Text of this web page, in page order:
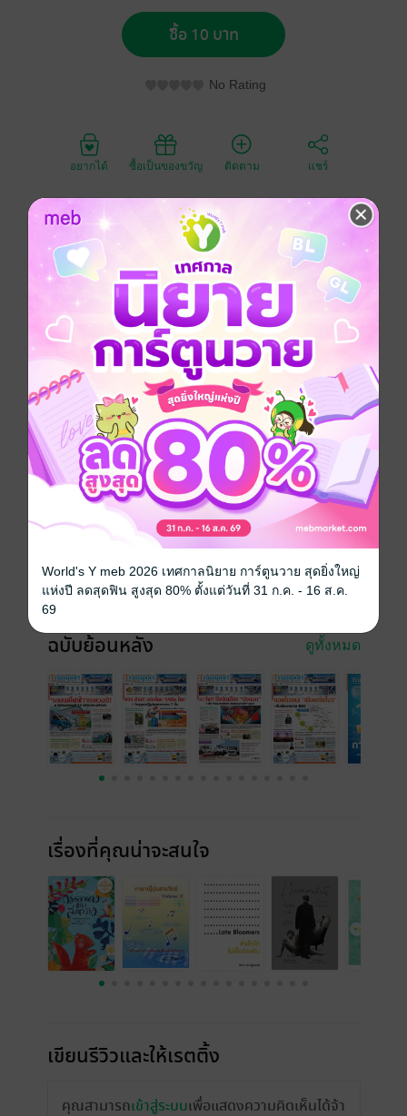
ซื้อ 10 บาท
No Rating
อยากได้ ซื้อเป็นของขวัญ ติดตาม แชร์
เจาะลึกโลจิสติกส์ ไอที พลังงาน ทางบก ทางน้ำ ทาง
อากาศ การค้า ประกัน ยานยนต์ การศึกษา
ประเภทไฟล์ pdf
วันที่วางขาย 02 มิถุนายน 2561
ความยาว 20 หน้า
20 บาท (ประหยัด 50%)
สนใจเวอร์ชันกระดาษ เชิญทางนี้!
เวอร์ชันกระดาษมีวางขายที่เว็บไซต์สำนัก
พิมพ์ จะไม่มีขายโดย MEB นะจ๊ะ สามารถสั่ง
ซื้อ หรือติดต่อคนขายโดยตรงเลยจ้ะ
สั่งซื้อโดยตรงกับ สนพ.
ฉบับย้อนหลัง ดูทั้งหมด
เรื่องที่คุณน่าจะสนใจ
เขียนรีวิวและให้เรตติ้ง
คุณสามารถเข้าสู่ระบบเพื่อแสดงความคิดเห็นได้จ้า
World's Y meb 2026 เทศกาลนิยาย การ์ตูนวาย สุดยิ่งใหญ่
แห่งปี ลดสุดฟิน สูงสุด 80% ตั้งแต่วันที่ 31 ก.ค. - 16 ส.ค.
69